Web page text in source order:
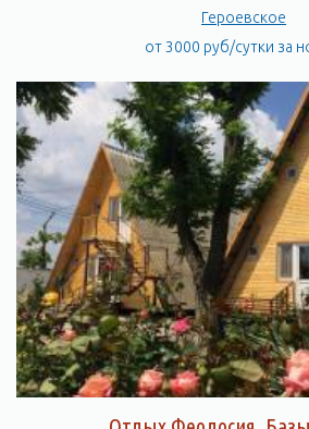
Героевское
от 3000 руб/сутки за